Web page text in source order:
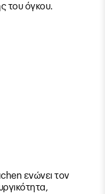
του όγκου.
ενώνει τον